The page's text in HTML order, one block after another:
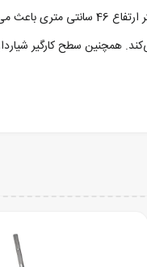
ارتفاع جمع‌ شده‌ی 28
همچنین سطح کارگیر